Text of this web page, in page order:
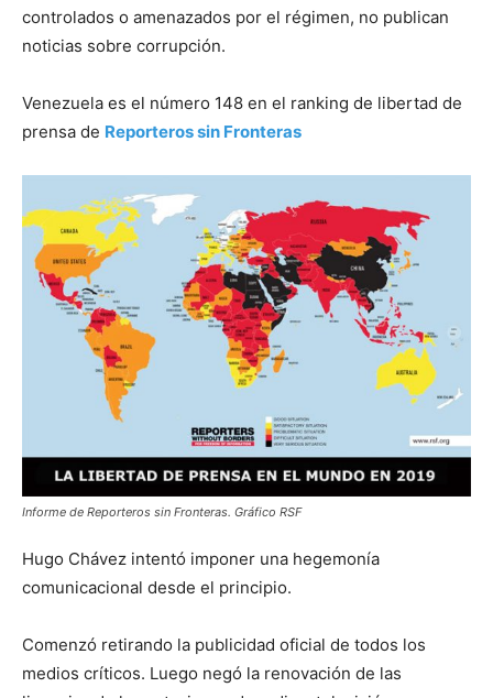
controlados o amenazados por el régimen, no publican
noticias sobre corrupción.
Venezuela es el número 148 en el ranking de libertad de
prensa de Reporteros sin Fronteras
Informe de Reporteros sin Fronteras. Gráfico RSF
Hugo Chávez intentó imponer una hegemonía
comunicacional desde el principio.
Comenzó retirando la publicidad oficial de todos los
medios críticos. Luego negó la renovación de las